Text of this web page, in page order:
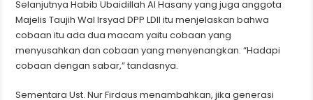
Selanjutnya Habib Ubaidillah Al Hasany yang juga anggota
Majelis Taujih Wal Irsyad DPP LDII itu menjelaskan bahwa
cobaan itu ada dua macam yaitu cobaan yang
menyusahkan dan cobaan yang menyenangkan. “Hadapi
cobaan dengan sabar,” tandasnya.
Sementara Ust. Nur Firdaus menambahkan, jika generasi